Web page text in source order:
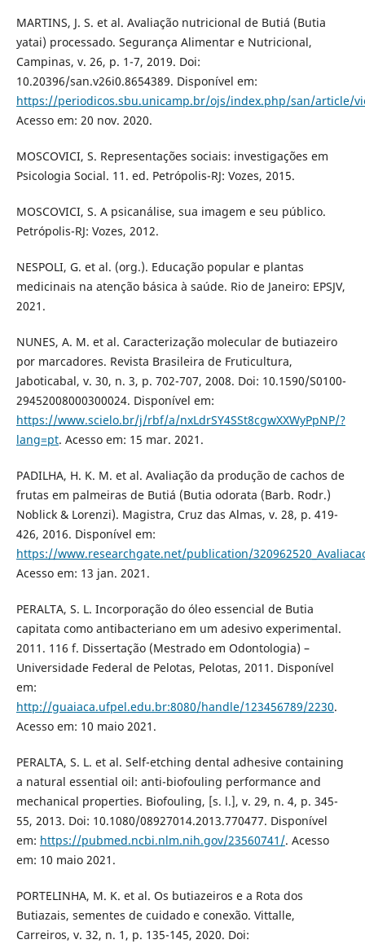
MARTINS, J. S. et al. Avaliação nutricional de Butiá (Butia
yatai) processado. Segurança Alimentar e Nutricional,
Campinas, v. 26, p. 1-7, 2019. Doi:
10.20396/san.v26i0.8654389. Disponível em:
https://periodicos.sbu.unicamp.br/ojs/index.php/san/article/
Acesso em: 20 nov. 2020.
MOSCOVICI, S. Representações sociais: investigações em
Psicologia Social. 11. ed. Petrópolis-RJ: Vozes, 2015.
MOSCOVICI, S. A psicanálise, sua imagem e seu público.
Petrópolis-RJ: Vozes, 2012.
NESPOLI, G. et al. (org.). Educação popular e plantas
medicinais na atenção básica à saúde. Rio de Janeiro: EPSJV,
2021.
NUNES, A. M. et al. Caracterização molecular de butiazeiro
por marcadores. Revista Brasileira de Fruticultura,
Jaboticabal, v. 30, n. 3, p. 702-707, 2008. Doi: 10.1590/S0100-
29452008000300024. Disponível em:
https://www.scielo.br/j/rbf/a/nxLdrSY4SSt8cgwXXWyPpNP/?
lang=pt. Acesso em: 15 mar. 2021.
PADILHA, H. K. M. et al. Avaliação da produção de cachos de
frutas em palmeiras de Butiá (Butia odorata (Barb. Rodr.)
Noblick & Lorenzi). Magistra, Cruz das Almas, v. 28, p. 419-
426, 2016. Disponível em:
https://www.researchgate.net/publication/
Acesso em: 13 jan. 2021.
PERALTA, S. L. Incorporação do óleo essencial de Butia
capitata como antibacteriano em um adesivo experimental.
2011. 116 f. Dissertação (Mestrado em Odontologia) –
Universidade Federal de Pelotas, Pelotas, 2011. Disponível
em:
http://guaiaca.ufpel.edu.br:8080/handle/123456789/2230.
Acesso em: 10 maio 2021.
PERALTA, S. L. et al. Self-etching dental adhesive containing
a natural essential oil: anti-biofouling performance and
mechanical properties. Biofouling, [s. l.], v. 29, n. 4, p. 345-
55, 2013. Doi: 10.1080/08927014.2013.770477. Disponível
em: https://pubmed.ncbi.nlm.nih.gov/23560741/. Acesso
em: 10 maio 2021.
PORTELINHA, M. K. et al. Os butiazeiros e a Rota dos
Butiazais, sementes de cuidado e conexão. Vittalle,
Carreiros, v. 32, n. 1, p. 135-145, 2020. Doi: